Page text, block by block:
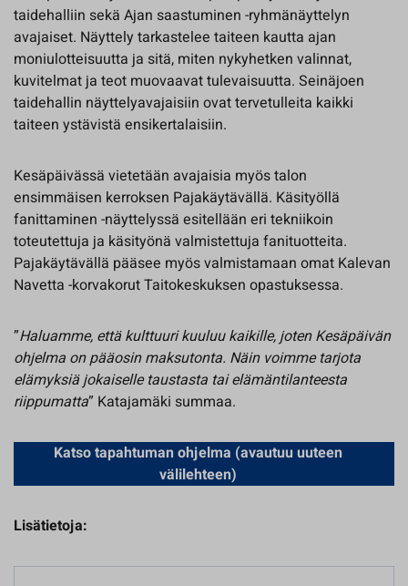
taidehalliin sekä Ajan saastuminen -ryhmänäyttelyn
avajaiset. Näyttely tarkastelee taiteen kautta ajan
moniulotteisuutta ja sitä, miten nykyhetken valinnat,
kuvitelmat ja teot muovaavat tulevaisuutta. Seinäjoen
taidehallin näyttelyavajaisiin ovat tervetulleita kaikki
taiteen ystävistä ensikertalaisiin.
Kesäpäivässä vietetään avajaisia myös talon
ensimmäisen kerroksen Pajakäytävällä. Käsityöllä
fanittaminen -näyttelyssä esitellään eri tekniikoin
toteutettuja ja käsityönä valmistettuja fanituotteita.
Pajakäytävällä pääsee myös valmistamaan omat Kalevan
Navetta -korvakorut Taitokeskuksen opastuksessa.
”Haluamme, että kulttuuri kuuluu kaikille, joten Kesäpäivän
ohjelma on pääosin maksutonta. Näin voimme tarjota
elämyksiä jokaiselle taustasta tai elämäntilanteesta
riippumatta” Katajamäki summaa.
Katso tapahtuman ohjelma (avautuu uuteen
välilehteen)
Lisätietoja: